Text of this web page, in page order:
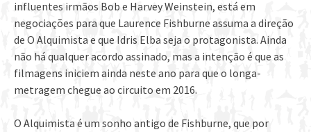
influentes irmãos Bob e Harvey Weinstein, está em
negociações para que Laurence Fishburne assuma a direção
de O Alquimista e que Idris Elba seja o protagonista. Ainda
não há qualquer acordo assinado, mas a intenção é que as
filmagens iniciem ainda neste ano para que o longa-
metragem chegue ao circuito em 2016.
O Alquimista é um sonho antigo de Fishburne, que por